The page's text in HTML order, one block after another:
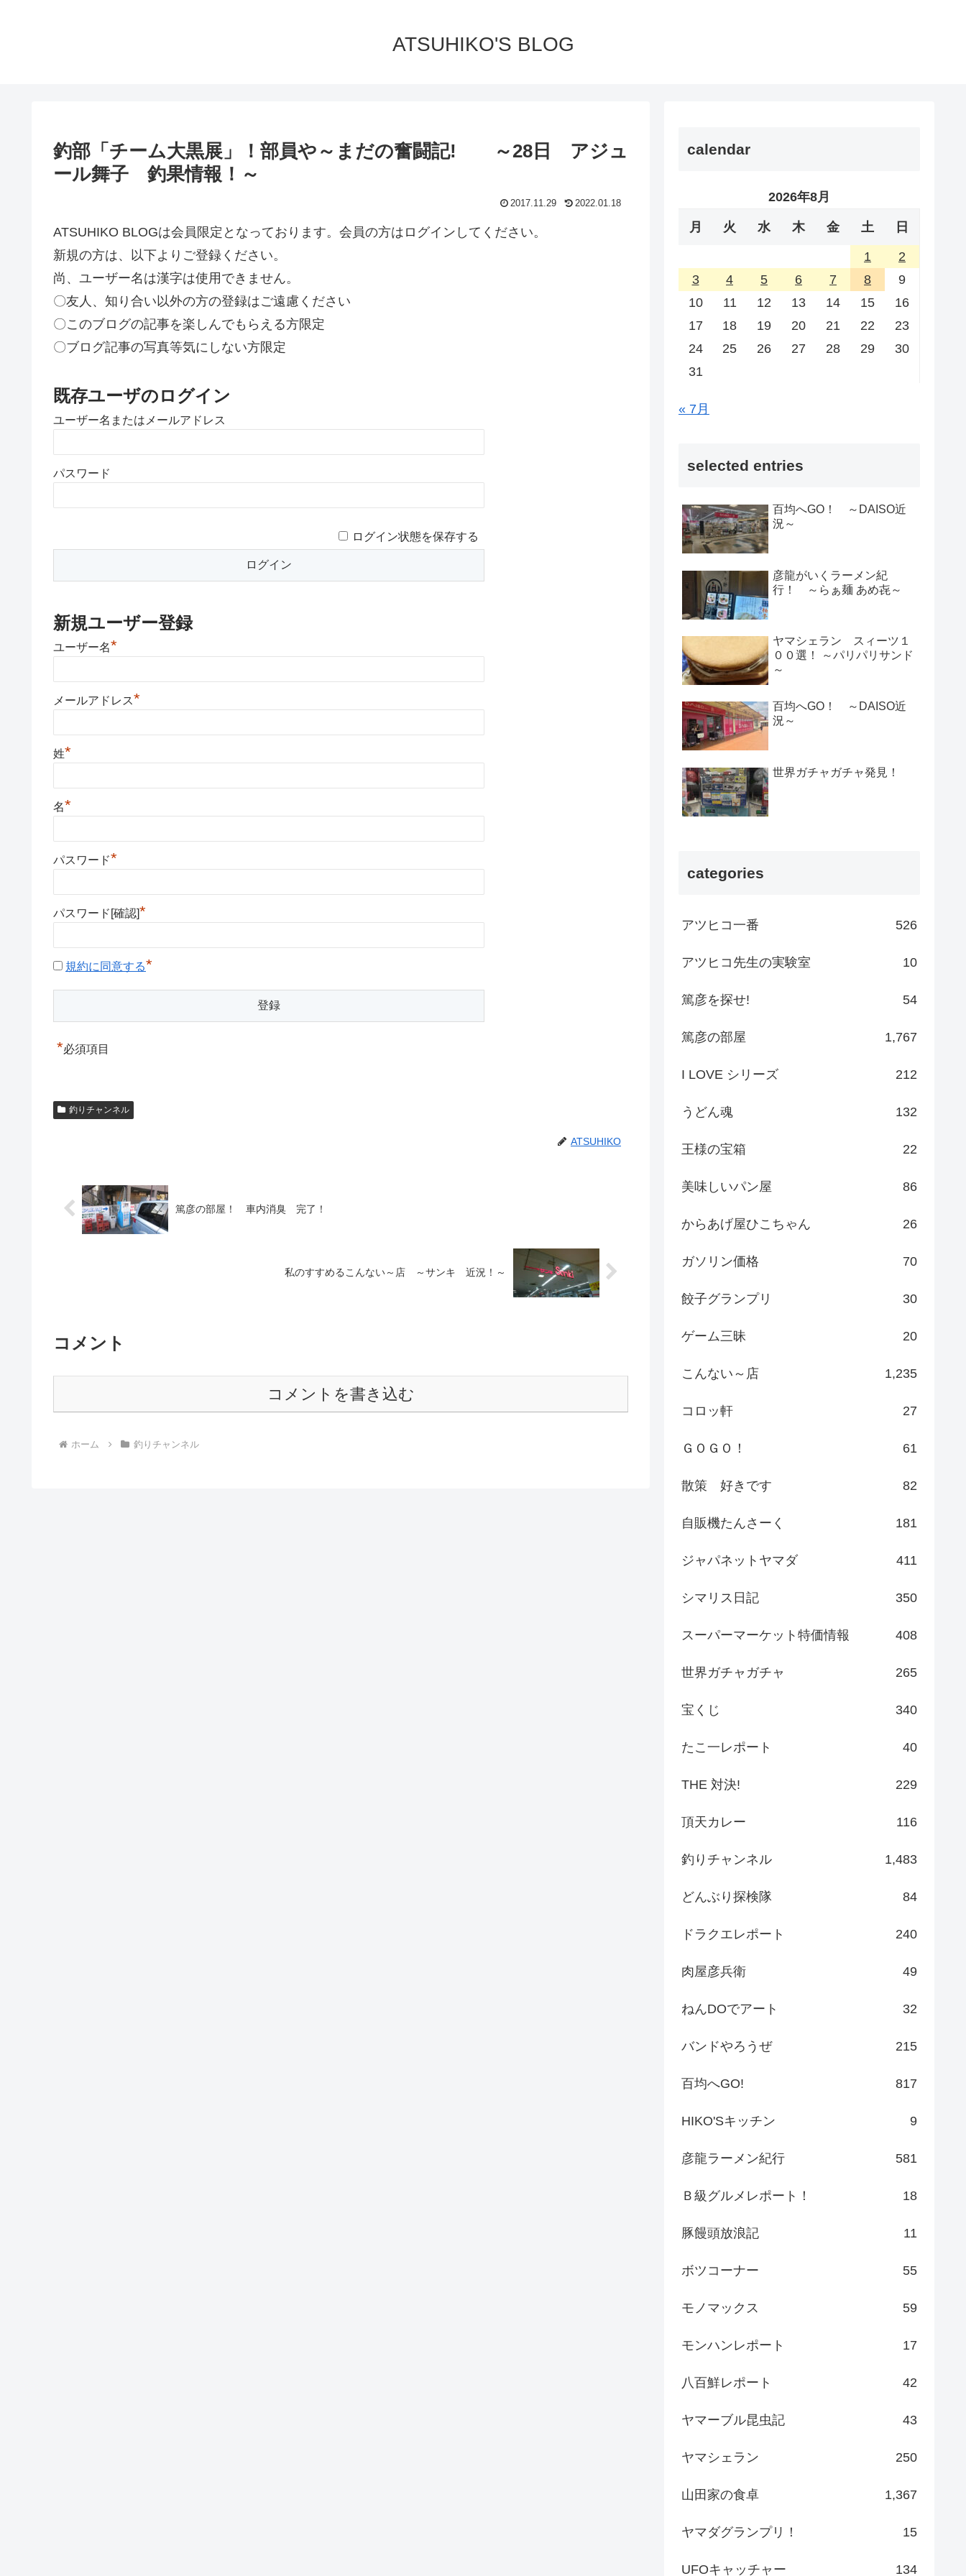
ATSUHIKO'S BLOG
釣部「チーム大黒展」！部員や～まだの奮闘記! ～28日 アジュ
ール舞子 釣果情報！～
2017.11.29 2022.01.18
ATSUHIKO BLOGは会員限定となっております。会員の方はログインしてください。
新規の方は、以下よりご登録ください。
尚、ユーザー名は漢字は使用できません。
〇友人、知り合い以外の方の登録はご遠慮ください
〇このブログの記事を楽しんでもらえる方限定
〇ブログ記事の写真等気にしない方限定
既存ユーザのログイン
ユーザー名またはメールアドレス
パスワード
ログイン状態を保存する
新規ユーザー登録
ユーザー名*
メールアドレス*
姓*
名*
パスワード*
パスワード[確認]*
規約に同意する*
*必須項目
釣りチャンネル
ATSUHIKO
篤彦の部屋！ 車内消臭 完了！
私のすすめるこんない～店 ～サンキ 近況！～
コメント
コメントを書き込む
ホーム 釣りチャンネル
calendar
2026年8月
月 火 水 木 金 土 日
1
2
3
4 5 6 7 8
9
10
11 12 13 14 15
16
17
18 19 20 21 22
23
24
25 26 27 28 29
30
31
« 7月
selected entries
百均へGO！ ～DAISO近
況～
彦龍がいくラーメン紀
行！ ～らぁ麺 あめ㐂～
ヤマシェラン スィーツ１
００選！ ～パリパリサンド
～
百均へGO！ ～DAISO近
況～
世界ガチャガチャ発見！
categories
アツヒコ一番 526
アツヒコ先生の実験室 10
篤彦を探せ! 54
篤彦の部屋 1,767
I LOVE シリーズ 212
うどん魂 132
王様の宝箱 22
美味しいパン屋 86
からあげ屋ひこちゃん 26
ガソリン価格 70
餃子グランプリ 30
ゲーム三昧 20
こんない～店 1,235
コロッ軒 27
ＧＯＧＯ！ 61
散策 好きです 82
自販機たんさーく 181
ジャパネットヤマダ 411
シマリス日記 350
スーパーマーケット特価情報 408
世界ガチャガチャ 265
宝くじ 340
たこ一レポート 40
THE 対決! 229
頂天カレー 116
釣りチャンネル 1,483
どんぶり探検隊 84
ドラクエレポート 240
肉屋彦兵衛 49
ねんDOでアート 32
バンドやろうぜ 215
百均へGO! 817
HIKO'Sキッチン 9
彦龍ラーメン紀行 581
Ｂ級グルメレポート！ 18
豚饅頭放浪記 11
ボツコーナー 55
モノマックス 59
モンハンレポート 17
八百鮮レポート 42
ヤマーブル昆虫記 43
ヤマシェラン 250
山田家の食卓 1,367
ヤマダグランプリ！ 15
UFOキャッチャー 134